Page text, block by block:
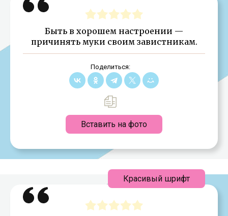
Быть в хорошем настроении —
причинять муки своим завистникам.
Поделиться:
Вставить на фото
Красивый шрифт